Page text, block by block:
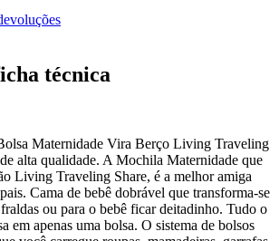
técnica
Maternidade Vira Berço Living Traveling
alta qualidade. A Mochila Maternidade que
Living Traveling Share, é a melhor amiga
Cama de bebê dobrável que transforma-se
ou para o bebê ficar deitadinho. Tudo o
em apenas uma bolsa. O sistema de bolsos